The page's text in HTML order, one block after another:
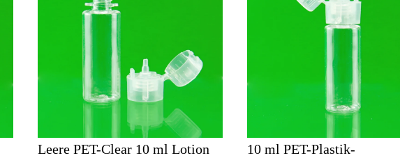
Leere PET-Clear 10 ml Lotion
10 ml PET-Plastik-